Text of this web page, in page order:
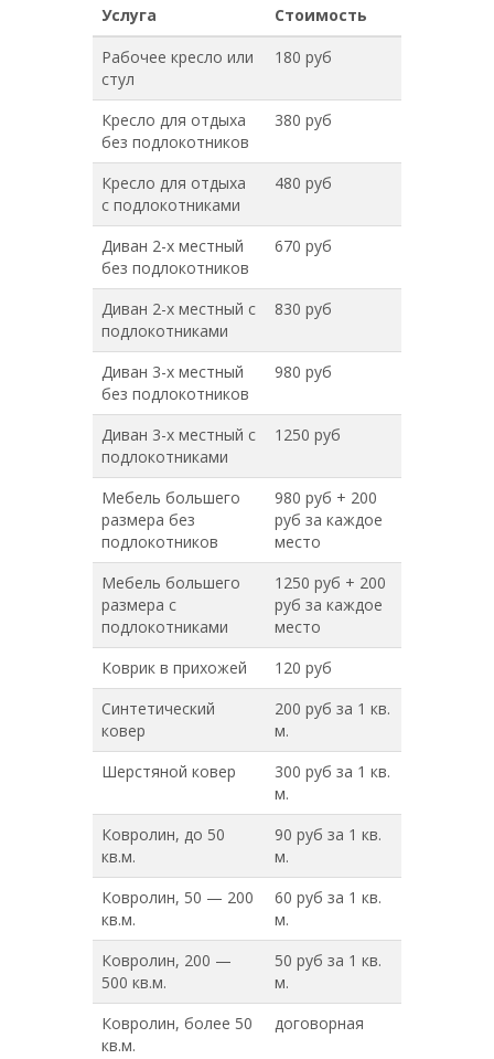
Услуга
Стоимость
Рабочее кресло или
стул
180 руб
Кресло для отдыха
без подлокотников
380 руб
Кресло для отдыха
с подлокотниками
480 руб
Диван 2-х местный
без подлокотников
670 руб
Диван 2-х местный с
подлокотниками
830 руб
Диван 3-х местный
без подлокотников
980 руб
Диван 3-х местный с
подлокотниками
1250 руб
Мебель большего
размера без
подлокотников
980 руб + 200
руб за каждое
место
Мебель большего
размера с
подлокотниками
1250 руб + 200
руб за каждое
место
Коврик в прихожей
120 руб
Синтетический
ковер
200 руб за 1 кв.
м.
Шерстяной ковер
300 руб за 1 кв.
м.
Ковролин, до 50
кв.м.
90 руб за 1 кв.
м.
Ковролин, 50 — 200
кв.м.
60 руб за 1 кв.
м.
Ковролин, 200 —
500 кв.м.
50 руб за 1 кв.
м.
Ковролин, более 50
кв.м.
договорная